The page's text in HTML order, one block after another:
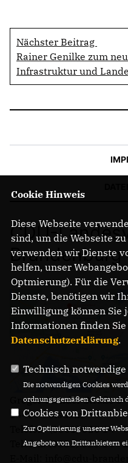
Nächster Beitrag
Rainer Genilke zum
Infrastruktur und
CDU-
Brandenburg
Gregor-Mendel-Straße 3
14469 Potsdam
Telefon: (0331) 620 14 -
Telefax: (0331) 620 14 -
Cookie Hinweis
Diese Webseite
sind, um die Webseite
verwenden wir Dienste
helfen, unser
Optmierung). Für die
Dienste, benötigen wir
Einwilligung können Sie
Informationen finden
Datenschutzerklärung.
Technisch notwendige
Die notwendigen Cookies
ordnungsgemäßen Gebrauch
Cookies von
Zur Optimierung unserer
Angebote von Drittanbietern